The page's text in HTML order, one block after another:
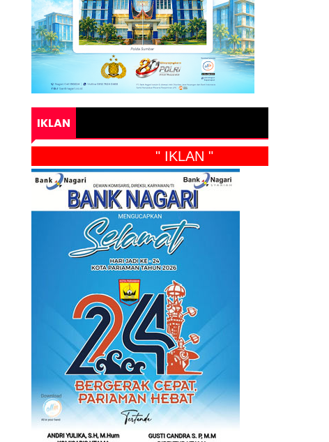
IKLAN
" IKLAN "